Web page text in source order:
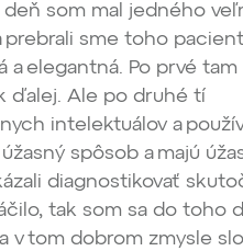
som mal jedného
prebrali sme toho
a elegantná. Po prvé tam
ďalej. Ale po druhé tí
intelektuálov a
spôsob a majú
diagnostikovať
tak som sa do toho
v tom dobrom zmysle